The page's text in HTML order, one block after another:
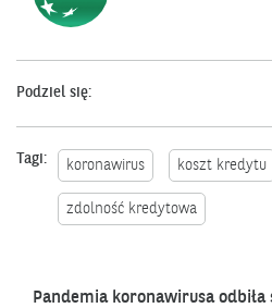
Tagi: koronawirus koszt kredytu
zdolność kredytowa
Podziel się:
Pandemia koronawirusa odbiła